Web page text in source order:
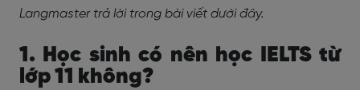
Langmaster trả lời trong bài viết dưới đây.
1. Học sinh có nên học IELTS từ
lớp 11 không?